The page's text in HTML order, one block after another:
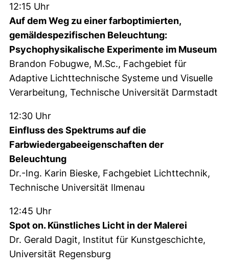
12:15 Uhr
Auf dem Weg zu einer farboptimierten,
gemäldespezifischen Beleuchtung:
Psychophysikalische Experimente im Museum
Brandon Fobugwe, M.Sc., Fachgebiet für
Adaptive Lichttechnische Systeme und Visuelle
Verarbeitung, Technische Universität Darmstadt
12:30 Uhr
Einfluss des Spektrums auf die
Farbwiedergabeeigenschaften der
Beleuchtung
Dr.-Ing. Karin Bieske, Fachgebiet Lichttechnik,
Technische Universität Ilmenau
12:45 Uhr
Spot on. Künstliches Licht in der Malerei
Dr. Gerald Dagit, Institut für Kunstgeschichte,
Universität Regensburg